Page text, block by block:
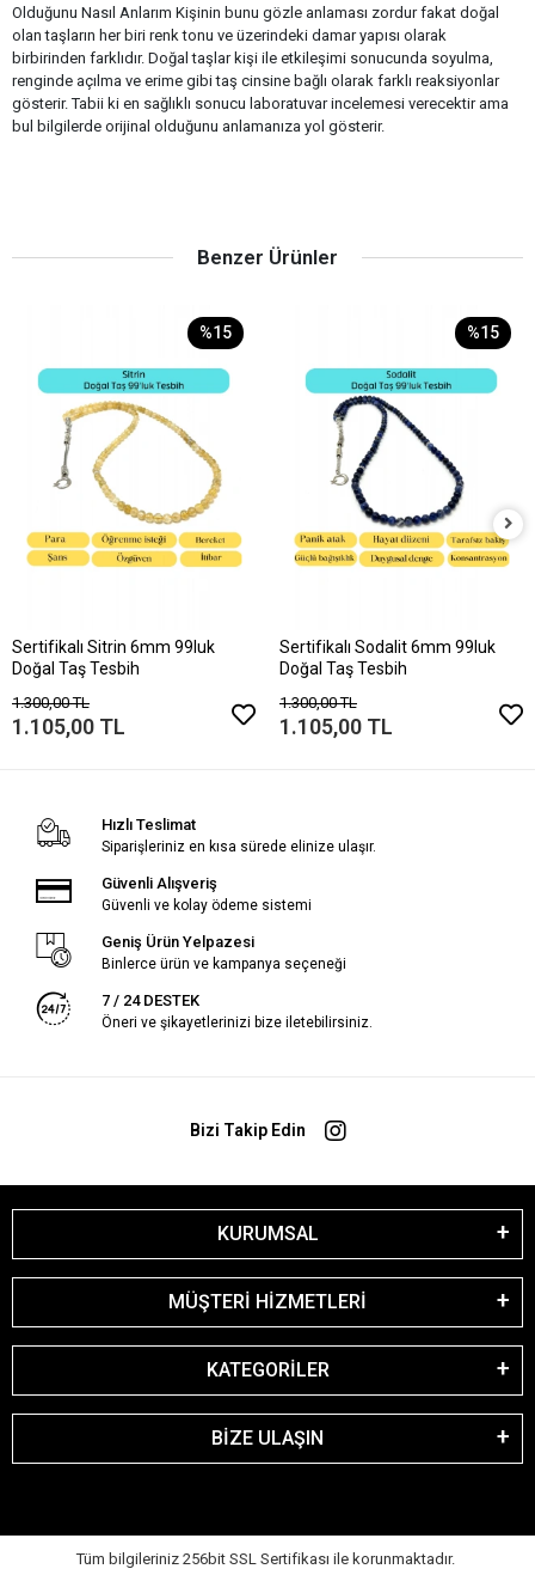
Olduğunu Nasıl Anlarım Kişinin bunu gözle anlaması zordur fakat doğal
olan taşların her biri renk tonu ve üzerindeki damar yapısı olarak
birbirinden farklıdır. Doğal taşlar kişi ile etkileşimi sonucunda soyulma,
renginde açılma ve erime gibi taş cinsine bağlı olarak farklı reaksiyonlar
gösterir. Tabii ki en sağlıklı sonucu laboratuvar incelemesi verecektir ama
bul bilgilerde orijinal olduğunu anlamanıza yol gösterir.
Benzer Ürünler
%15
Sertifikalı Sitrin 6mm 99luk
Doğal Taş Tesbih
1.300,00 TL
1.105,00 TL
%15
Sertifikalı Sodalit 6mm 99luk
Doğal Taş Tesbih
1.300,00 TL
1.105,00 TL
Hızlı Teslimat
Siparişleriniz en kısa sürede elinize ulaşır.
Güvenli Alışveriş
Güvenli ve kolay ödeme sistemi
Geniş Ürün Yelpazesi
Binlerce ürün ve kampanya seçeneği
7 / 24 DESTEK
Öneri ve şikayetlerinizi bize iletebilirsiniz.
Bizi Takip Edin
KURUMSAL
MÜŞTERİ HİZMETLERİ
KATEGORİLER
BİZE ULAŞIN
Tüm bilgileriniz 256bit SSL Sertifikası ile korunmaktadır.